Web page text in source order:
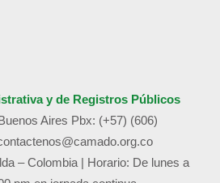
y de Registros Públicos
Aires Pbx: (+57) (606)
– Colombia | Horario: De lunes a